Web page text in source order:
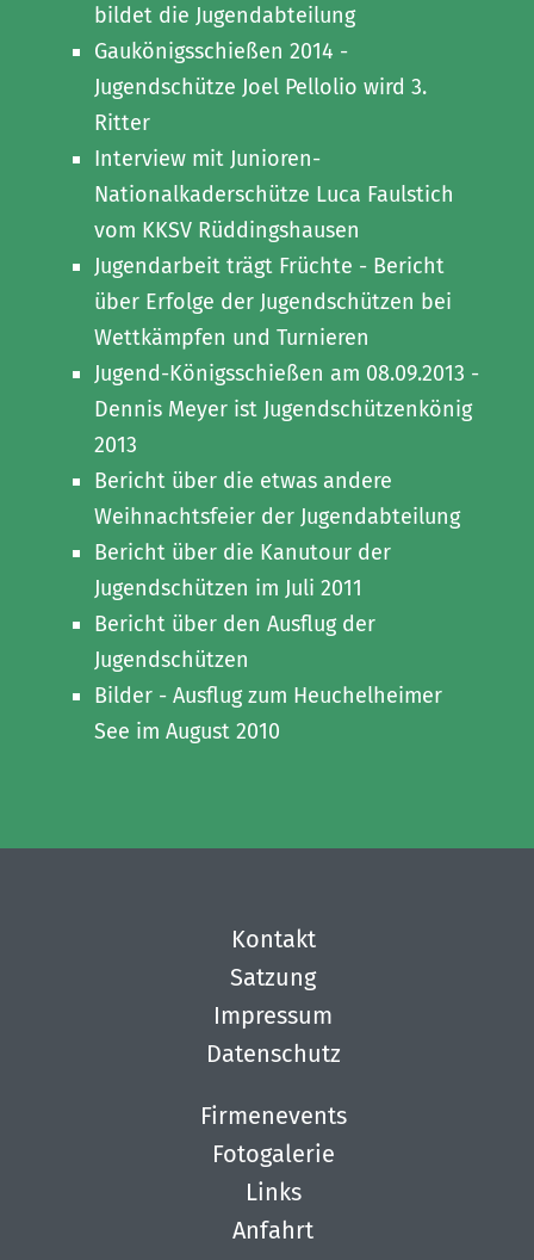
bildet die Jugendabteilung
Gaukönigsschießen 2014 -
Jugendschütze Joel Pellolio wird 3.
Ritter
Interview mit Junioren-
Nationalkaderschütze Luca Faulstich
vom KKSV Rüddingshausen
Jugendarbeit trägt Früchte - Bericht
über Erfolge der Jugendschützen bei
Wettkämpfen und Turnieren
Jugend-Königsschießen am 08.09.2013 -
Dennis Meyer ist Jugendschützenkönig
2013
Bericht über die etwas andere
Weihnachtsfeier der Jugendabteilung
Bericht über die Kanutour der
Jugendschützen im Juli 2011
Bericht über den Ausflug der
Jugendschützen
Bilder - Ausflug zum Heuchelheimer
See im August 2010
Kontakt
Satzung
Impressum
Datenschutz
Firmenevents
Fotogalerie
Links
Anfahrt